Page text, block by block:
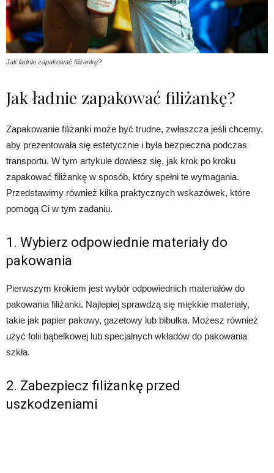
Jak ładnie zapakować filiżankę?
Jak ładnie zapakować filiżankę?
Zapakowanie filiżanki może być trudne, zwłaszcza jeśli chcemy,
aby prezentowała się estetycznie i była bezpieczna podczas
transportu. W tym artykule dowiesz się, jak krok po kroku
zapakować filiżankę w sposób, który spełni te wymagania.
Przedstawimy również kilka praktycznych wskazówek, które
pomogą Ci w tym zadaniu.
1. Wybierz odpowiednie materiały do
pakowania
Pierwszym krokiem jest wybór odpowiednich materiałów do
pakowania filiżanki. Najlepiej sprawdzą się miękkie materiały,
takie jak papier pakowy, gazetowy lub bibułka. Możesz również
użyć folii bąbelkowej lub specjalnych wkładów do pakowania
szkła.
2. Zabezpiecz filiżankę przed
uszkodzeniami